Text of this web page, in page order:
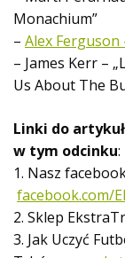
Monachium”
–Alex Ferguson
– James Kerr –
Us About The
Linki do
w tym odcinku:
1. Nasz
facebook.com/
2. Sklep
3. Jak Uczyć